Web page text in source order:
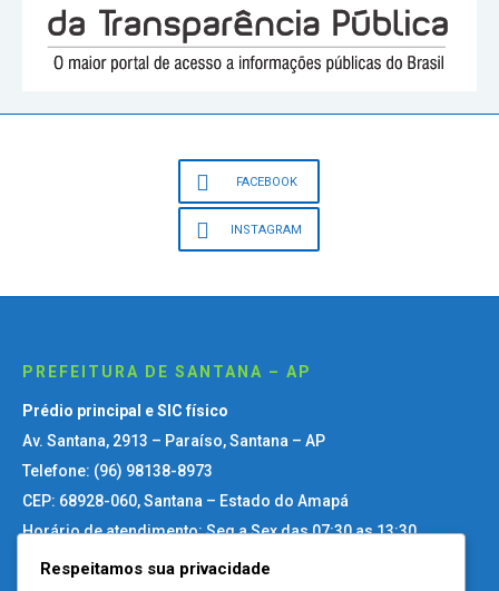
FACEBOOK
INSTAGRAM
PREFEITURA DE SANTANA – AP
Prédio principal e SIC físico
Av. Santana, 2913 – Paraíso, Santana – AP
Telefone: (96) 98138-8973
CEP: 68928-060, Santana – Estado do Amapá
Horário de atendimento: Seg a Sex das 07:30 as 13:30
Site Antigo
Respeitamos sua privacidade